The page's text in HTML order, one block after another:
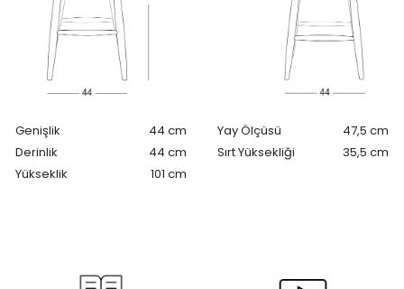
Genişlik
44 cm
Derinlik
44 cm
Yükseklik
101 cm
Yay Ölçüsü
47,5 cm
Sırt Yüksekliği
35,5 cm